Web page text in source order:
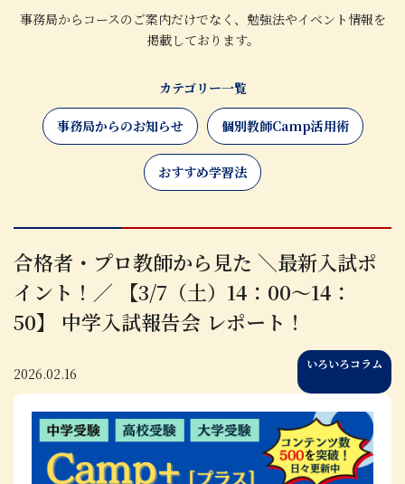
事務局からコースのご案内だけでなく、勉強法やイベント情報を
掲載しております。
カテゴリー一覧
事務局からのお知らせ 個別教師Camp活用術
おすすめ学習法
合格者・プロ教師から見た ＼最新入試ポ
イント！／ 【3/7（土）14：00～14：
50】 中学入試報告会 レポート！
2026.02.16
いろいろコラム